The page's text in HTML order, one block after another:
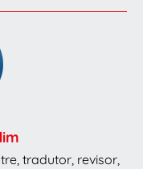
tradutor, revisor,